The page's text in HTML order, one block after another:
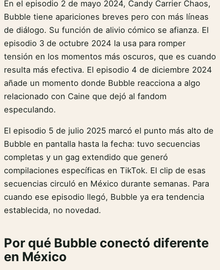
En el episodio 2 de mayo 2024, Candy Carrier Chaos,
Bubble tiene apariciones breves pero con más líneas
de diálogo. Su función de alivio cómico se afianza. El
episodio 3 de octubre 2024 la usa para romper
tensión en los momentos más oscuros, que es cuando
resulta más efectiva. El episodio 4 de diciembre 2024
añade un momento donde Bubble reacciona a algo
relacionado con Caine que dejó al fandom
especulando.
El episodio 5 de julio 2025 marcó el punto más alto de
Bubble en pantalla hasta la fecha: tuvo secuencias
completas y un gag extendido que generó
compilaciones específicas en TikTok. El clip de esas
secuencias circuló en México durante semanas. Para
cuando ese episodio llegó, Bubble ya era tendencia
establecida, no novedad.
Por qué Bubble conectó diferente
en México